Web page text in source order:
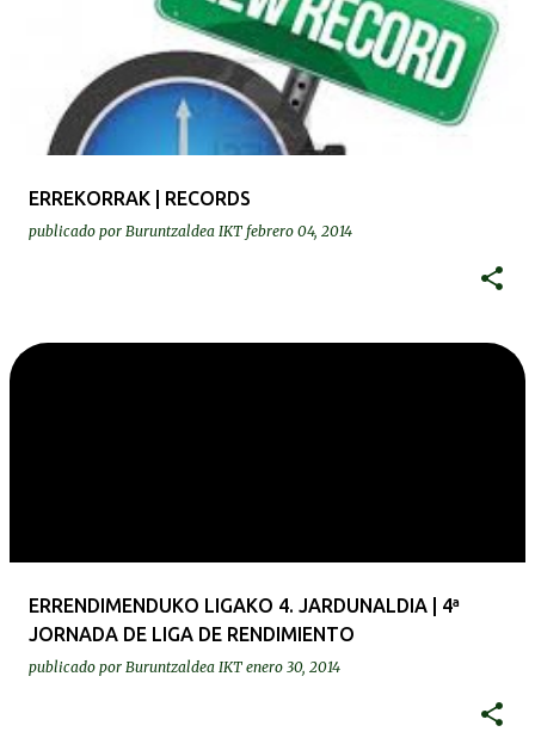
ERREKORRAK | RECORDS
publicado por Buruntzaldea IKT febrero 04, 2014
ERRENDIMENDUKO LIGAKO 4. JARDUNALDIA | 4ª
JORNADA DE LIGA DE RENDIMIENTO
publicado por Buruntzaldea IKT enero 30, 2014